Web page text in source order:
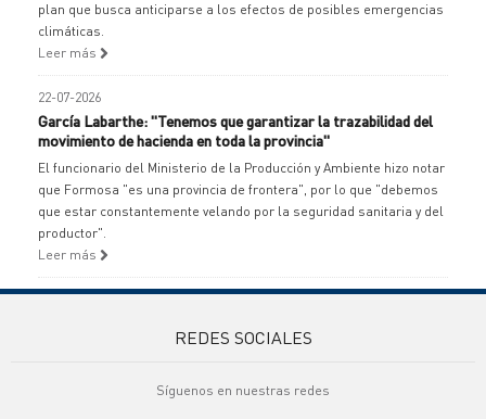
plan que busca anticiparse a los efectos de posibles emergencias
climáticas.
Leer más
22-07-2026
García Labarthe: "Tenemos que garantizar la trazabilidad del
movimiento de hacienda en toda la provincia"
El funcionario del Ministerio de la Producción y Ambiente hizo notar
que Formosa "es una provincia de frontera", por lo que "debemos
que estar constantemente velando por la seguridad sanitaria y del
productor".
Leer más
REDES SOCIALES
Síguenos en nuestras redes